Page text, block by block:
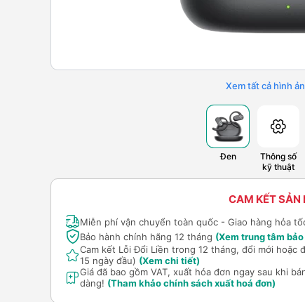
Xem tất cả hình
Đen
Thông số
kỹ thuật
CAM KẾT SẢN
Miễn phí vận chuyển toàn quốc - Giao hàng hỏa
Bảo hành chính hãng 12 tháng (Xem trung tâm
Cam kết Lỗi Đổi Liền trong 12 tháng, đổi mới hoặc
15 ngày đầu) (Xem chi tiết)
Giá đã bao gồm VAT, xuất hóa đơn ngay sau khi
dàng! (Tham khảo chính sách xuất hoá đơn)